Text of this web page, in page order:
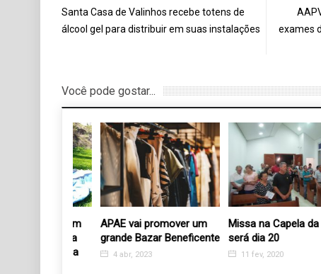
Santa Casa de Valinhos recebe totens de
álcool gel para distribuir em suas instalações
exames
Você pode gostar...
APAE vai promover um
grande Bazar Beneficente
4 abr, 2023
Missa na Capela da
será dia 20
11 fev, 2020